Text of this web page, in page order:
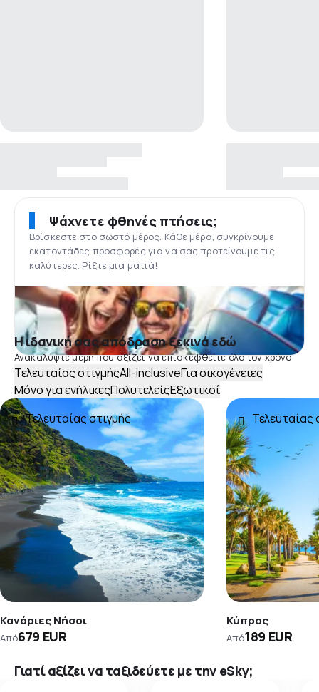
Ψάχνετε φθηνές πτήσεις;
Βρίσκεστε στο σωστό μέρος. Κάθε μέρα, συγκρίνουμε
εκατοντάδες προσφορές για να σας προτείνουμε τις
καλύτερες. Ρίξτε μια ματιά!
Η ιδανική σας απόδραση ξεκινά εδώ
Ανακαλύψτε μέρη που αξίζει να επισκεφθείτε όλο τον χρόνο
Τελευταίας στιγμήςAll-inclusiveΓια οικογένειες
Μόνο για ενήλικεςΠολυτελείςΕξωτικοί
Τελευταίας στιγμής
Κανάριες Νήσοι
Από679 EUR
Τελευταίας
Κύπρος
Από189 EUR
Γιατί αξίζει να ταξιδεύετε με την eSky;